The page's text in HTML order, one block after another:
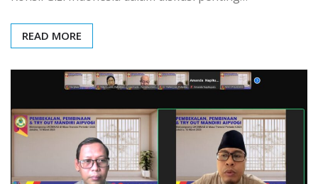
READ MORE